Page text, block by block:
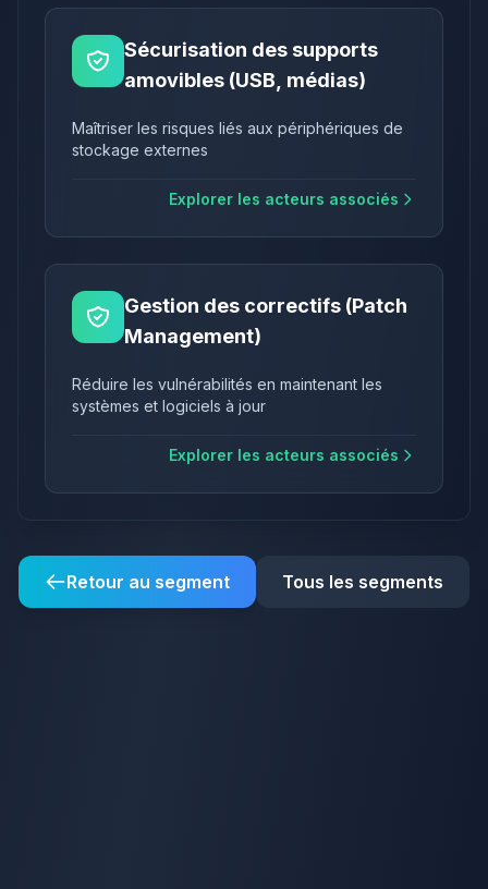
Sécurisation des supports
amovibles (USB, médias)
Maîtriser les risques liés aux périphériques de
stockage externes
Explorer les acteurs associés
Gestion des correctifs (Patch
Management)
Réduire les vulnérabilités en maintenant les
systèmes et logiciels à jour
Explorer les acteurs associés
Retour au segment Tous les segments